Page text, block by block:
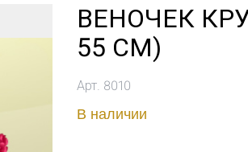
ВЕНОЧЕК
55 СМ)
Арт. 8010
В наличии